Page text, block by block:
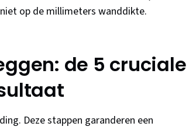
op de millimeters wanddikte.
de 5 cruciale
Deze stappen garanderen een